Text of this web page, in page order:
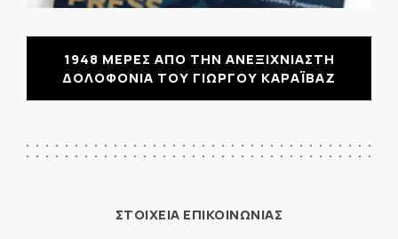
1948 ΜΕΡΕΣ ΑΠΟ ΤΗΝ ΑΝΕΞΙΧΝΙΑΣΤΗ
ΔΟΛΟΦΟΝΙΑ ΤΟΥ ΓΙΩΡΓΟΥ ΚΑΡΑΪΒΑΖ
ΣΤΟΙΧΕΙΑ ΕΠΙΚΟΙΝΩΝΙΑΣ